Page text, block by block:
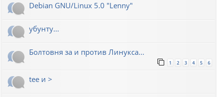
Debian GNU/Linux 5.0 "Lenny"
убунту...
Болтовня за и против Линукса...
1 2 3 4 5 6
tee и >